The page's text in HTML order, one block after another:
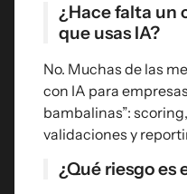
¿Hace falta un
que usas IA?
No. Muchas de las
con IA para
bambalinas”:
validaciones y
¿Qué riesgo es